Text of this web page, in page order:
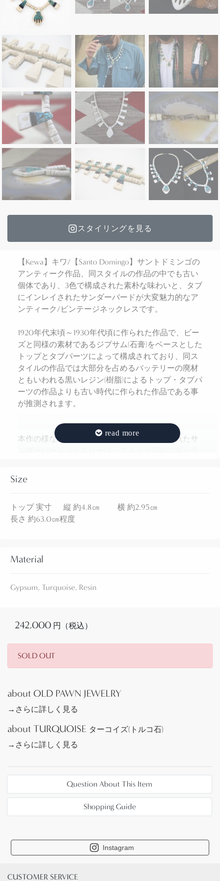
スタイリングを見る
【Kewa】キワ/【Santo Domingo】サントドミンゴの
アンティーク作品、同スタイルの作品の中でも古い
個体であり、3色で構成された素朴な味わいと、タブ
にインレイされたサンダーバードが大変魅力的なア
ンティーク/ビンテージネックレスです。
1920年代末頃～1930年代頃に作られた作品で、ビー
ズと同様の素材であるジプサム(石膏)をベースとした
トップとタブパーツによって構成されており、同ス
タイルの作品では大部分を占めるバッテリーの廃材
ともいわれる黒いレジン(樹脂)によるトップ・タブパ
ーツの作品よりも古い時代に作られた作品である事
が推測されます。
本作の様な石膏やレジン、ターコイズで作られたサ
でも最大規模の部族です。
られていました。
多数擁しており、独特の技術やスタイルを持ったジ
Resin/樹脂やGypsum/石膏で作られたジュエリー
もともと、サントドミンゴの代表的な工芸品/お土産
物として、1920年代以前から色々なジュエリーが制
足し、身近にあった車のバッテリーケースやレコー
ドなど廃材の樹脂パーツを再利用して作られまし
中には裏面にレコードの音溝がそのまま残っている
作品も見られます。一説には当時サントドミンゴの
村付近で、大量のレコードを積んだ貨物列車の事故
があったため、それらの廃棄されたレコードが用い
られたと伝わっていますが、真相は検証されていま
通上は現在でも【Battery Bird】や【Depression
Size
トップ 実寸 縦 約4.8㎝ 横 約2.95㎝
長さ 約63.0㎝程度
Material
Gypsum, Turquoise, Resin
242,000 円（税込）
SOLD OUT
about OLD PAWN JEWELRY
→さらに詳しく見る
about TURQUOISE ターコイズ(トルコ石)
→さらに詳しく見る
Question About This Item
Shopping Guide
Instagram
CUSTOMER SERVICE